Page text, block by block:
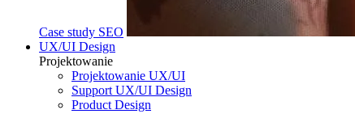
Case study SEO
UX/UI Design
Projektowanie
Projektowanie UX/UI
Support UX/UI Design
Product Design